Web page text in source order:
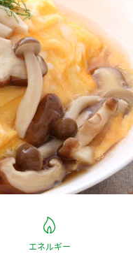
調味酢
ぽん酢
鍋用調味料
たれ
中華エネルギー